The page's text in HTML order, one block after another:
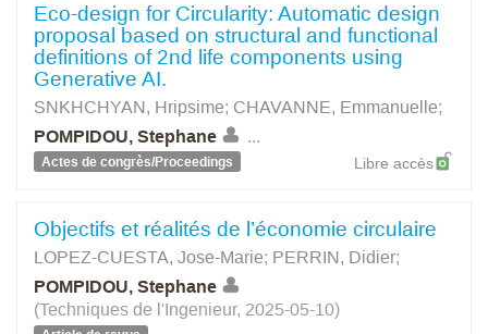
Eco-design for Circularity: Automatic design
proposal based on structural and functional
definitions of 2nd life components using
Generative AI.
SNKHCHYAN, Hripsime; CHAVANNE, Emmanuelle;
POMPIDOU, Stephane
...
Actes de congrès/Proceedings Libre accès
Objectifs et réalités de l’économie circulaire
LOPEZ-CUESTA, Jose-Marie; PERRIN, Didier;
POMPIDOU, Stephane
(Techniques de l'Ingenieur, 2025-05-10)